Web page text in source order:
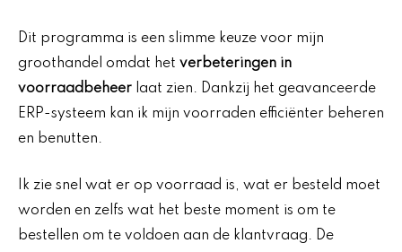
Dit programma is een slimme keuze voor mijn
groothandel omdat het verbeteringen in
voorraadbeheer laat zien. Dankzij het geavanceerde
ERP-systeem kan ik mijn voorraden efficiënter beheren
en benutten.
Ik zie snel wat er op voorraad is, wat er besteld moet
worden en zelfs wat het beste moment is om te
bestellen om te voldoen aan de klantvraag. De